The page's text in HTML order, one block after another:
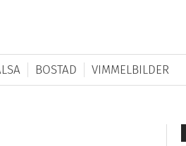
BOSTAD VIMMELBILDER